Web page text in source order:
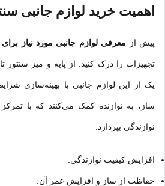
اهمیت خرید لوازم جانبی
پیش از معرفی لوازم جانبی مورد نیاز برای
تجهیزات را درک کنید. از پایه و میز سنتور
یک از این لوازم جانبی با بهینه‌سازی
ساز، به نوازنده کمک می‌کنند که با
نوازندگی بپردازد.
افزایش کیفیت نوازندگی.
حفاظت از ساز و افزایش عمر آن.